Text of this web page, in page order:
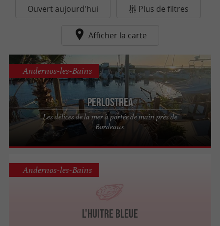
Ouvert aujourd'hui Plus de filtres
Afficher la carte
Perlostrea
Les délices de la mer à portée de main près de
Bordeaux
Andernos-les-Bains
L'HUITRE BLEUE
Andernos-les-Bains